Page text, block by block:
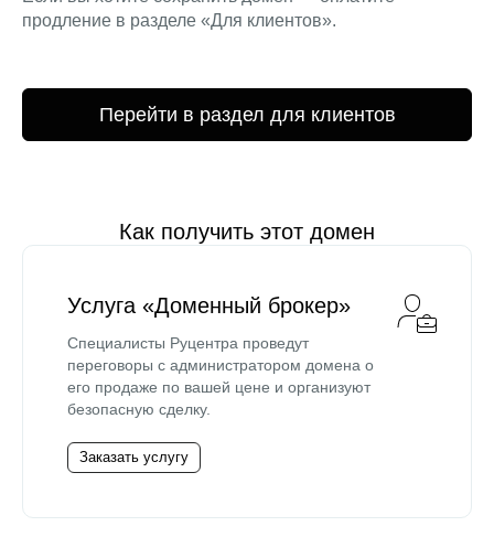
продление в разделе «Для клиентов».
Перейти в раздел для клиентов
Как получить этот домен
Услуга «Доменный брокер»
Специалисты Руцентра проведут
переговоры с администратором домена о
его продаже по вашей цене и организуют
безопасную сделку.
Заказать услугу